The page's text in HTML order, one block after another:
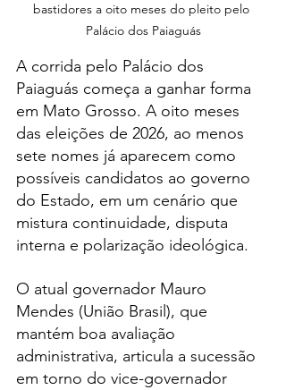
bastidores a oito meses do pleito pelo
Palácio dos Paiaguás
A corrida pelo Palácio dos
Paiaguás começa a ganhar forma
em Mato Grosso. A oito meses
das eleições de 2026, ao menos
sete nomes já aparecem como
possíveis candidatos ao governo
do Estado, em um cenário que
mistura continuidade, disputa
interna e polarização ideológica.
O atual governador Mauro
Mendes (União Brasil), que
mantém boa avaliação
administrativa, articula a sucessão
em torno do vice-governador